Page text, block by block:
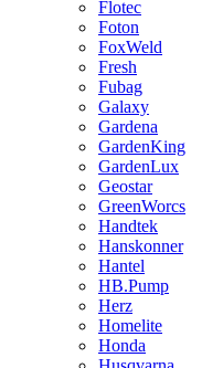
Flotec
Foton
FoxWeld
Fresh
Fubag
Galaxy
Gardena
GardenKing
GardenLux
Geostar
GreenWorcs
Handtek
Hanskonner
Hantel
HB.Pump
Herz
Homelite
Honda